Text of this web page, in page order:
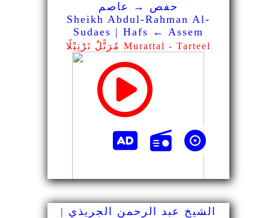
حفص → عاصم
Sheikh Abdul-Rahman Al-
Sudaes | Hafs ← Assem
مُرَتًّلٌ تَرْتِيْلًا Murattal - Tarteel
الشيخ عبد الرحمن الجريذي |